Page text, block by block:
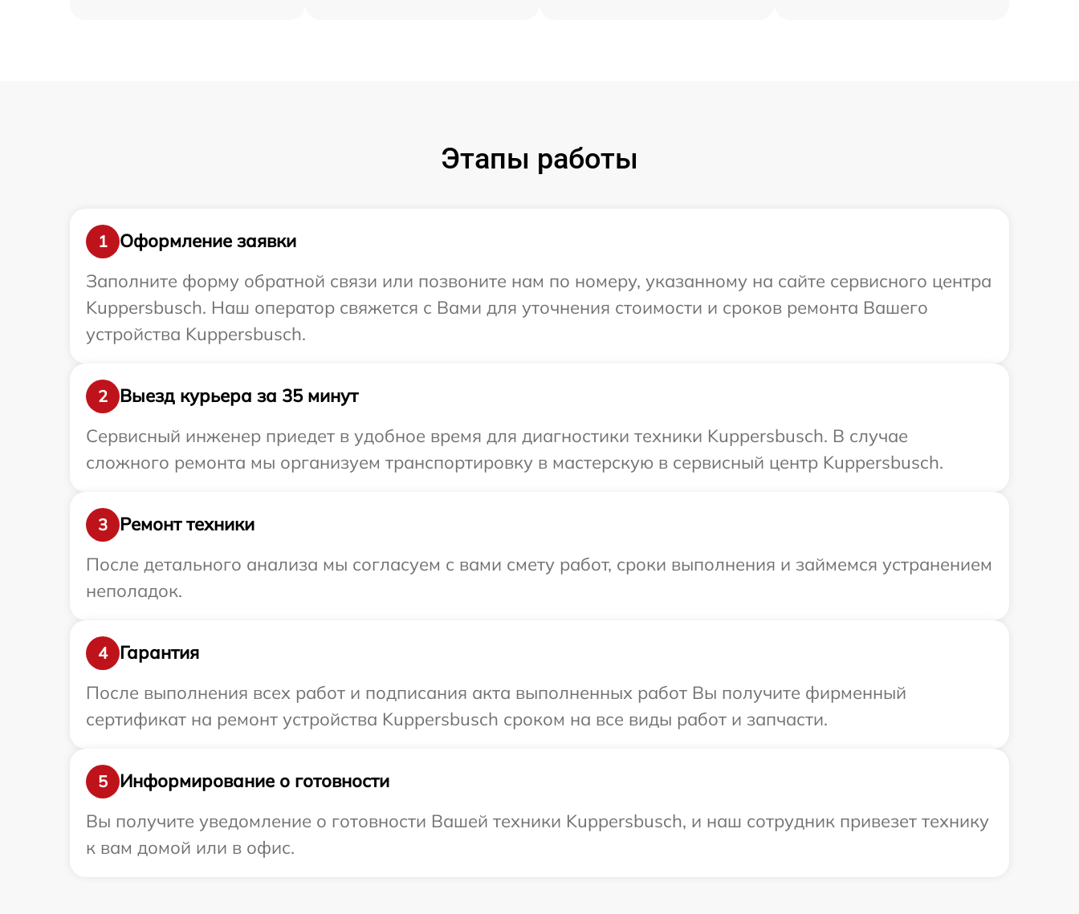
Этапы работы
1
Оформление заявки
Заполните форму обратной связи или позвоните нам по номеру, указанному на сайте сервисного центра
Kuppersbusch. Наш оператор свяжется с Вами для уточнения стоимости и сроков ремонта Вашего
устройства Kuppersbusch.
2
Выезд курьера за 35 минут
Сервисный инженер приедет в удобное время для диагностики техники Kuppersbusch. В случае
сложного ремонта мы организуем транспортировку в мастерскую в сервисный центр Kuppersbusch.
3
Ремонт техники
После детального анализа мы согласуем с вами смету работ, сроки выполнения и займемся устранением
неполадок.
4
Гарантия
После выполнения всех работ и подписания акта выполненных работ Вы получите фирменный
сертификат на ремонт устройства Kuppersbusch сроком на все виды работ и запчасти.
5
Информирование о готовности
Вы получите уведомление о готовности Вашей техники Kuppersbusch, и наш сотрудник привезет технику
к вам домой или в офис.